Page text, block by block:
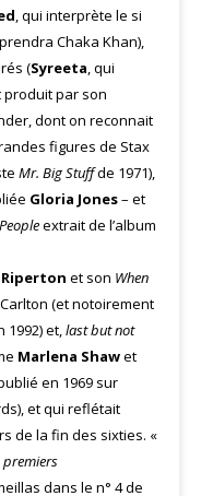
, qui interprète le si
Chaka Khan),
(Syreeta, qui
produit par son
dont on reconnait
figures de Stax
Mr. Big Stuffde 1971),
Gloria Jones– et
extrait de l’album
et son When
(et notoirement
et,last but not
Marlena Shawet
en 1969 sur
et qui reflétait
de la fin des sixties. «
premiers
dans le n° 4 de